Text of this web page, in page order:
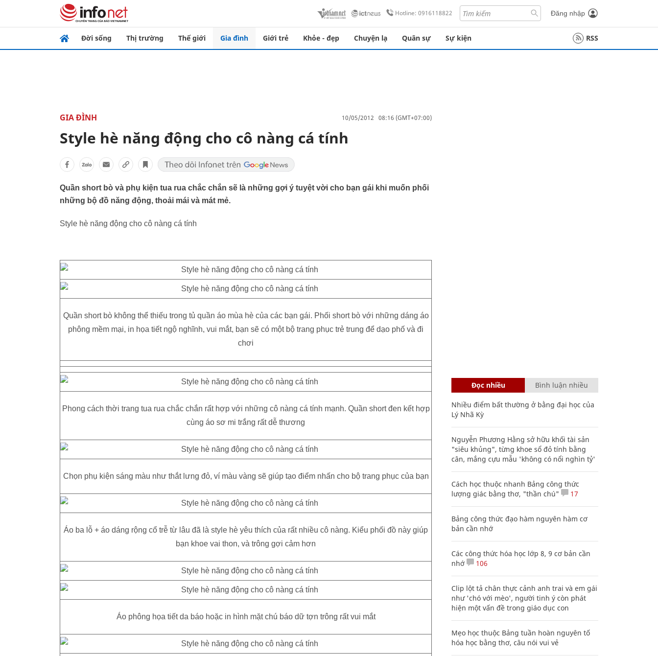
Hotline: 0916118822 Đăng nhập
Đời sống Thị trường Thế giới Gia đình Giới trẻ Khỏe - đẹp Chuyện lạ Quân sự Sự kiện RSS
GIA ĐÌNH 10/05/2012 08:16 (GMT+07:00)
Style hè năng động cho cô nàng cá tính
Quần short bò và phụ kiện tua rua chắc chắn sẽ là những gợi ý tuyệt vời cho bạn gái khi muốn phối
những bộ đồ năng động, thoải mái và mát mẻ.
Style hè năng động cho cô nàng cá tính
Quần short bò không thể thiếu trong tủ quần áo mùa hè của các bạn gái. Phối short bò với những dáng áo
phông mềm mại, in họa tiết ngộ nghĩnh, vui mắt, bạn sẽ có một bộ trang phục trẻ trung để dạo phố và đi
chơi
Phong cách thời trang tua rua chắc chắn rất hợp với những cô nàng cá tính mạnh. Quần short đen kết hợp
cùng áo sơ mi trắng rất dễ thương
Chọn phụ kiện sáng màu như thắt lưng đỏ, ví màu vàng sẽ giúp tạo điểm nhấn cho bộ trang phục của bạn
Áo ba lỗ + áo dáng rộng cổ trễ từ lâu đã là style hè yêu thích của rất nhiều cô nàng. Kiểu phối đồ này giúp
bạn khoe vai thon, và trông gợi cảm hơn
Áo phông họa tiết da báo hoặc in hình mặt chú báo dữ tợn trông rất vui mắt
Đọc nhiều Bình luận nhiều
Nhiều điểm bất thường ở bằng đại học của
Lý Nhã Kỳ
Nguyễn Phương Hằng sở hữu khối tài sản
"siêu khủng", từng khoe sổ đỏ tính bằng
cân, mắng cựu mẫu 'không có nổi nghìn tỷ'
Cách học thuộc nhanh Bảng công thức
lượng giác bằng thơ, "thần chú"
17
Bảng công thức đạo hàm nguyên hàm cơ
bản cần nhớ
Các công thức hóa học lớp 8, 9 cơ bản cần
nhớ
106
Clip lột tả chân thực cảnh anh trai và em gái
như 'chó với mèo', người tinh ý còn phát
hiện một vấn đề trong giáo dục con
Mẹo học thuộc Bảng tuần hoàn nguyên tố
hóa học bằng thơ, câu nói vui vẻ